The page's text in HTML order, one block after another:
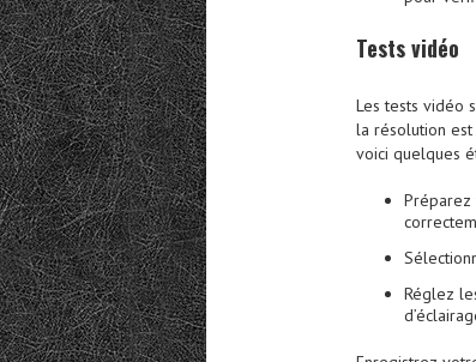
Tests vidéo
Les tests vidéo
la résolution
voici quelques
Préparez
Réglez